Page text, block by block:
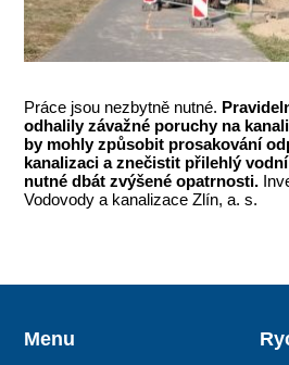
Práce jsou nezbytně nutné.
odhalily závažné poruchy na
by mohly způsobit prosakování
kanalizaci a znečistit přilehlý
nutné dbát zvýšené opatrnosti.
Vodovody a kanalizace Zlín, a. s.
Menu